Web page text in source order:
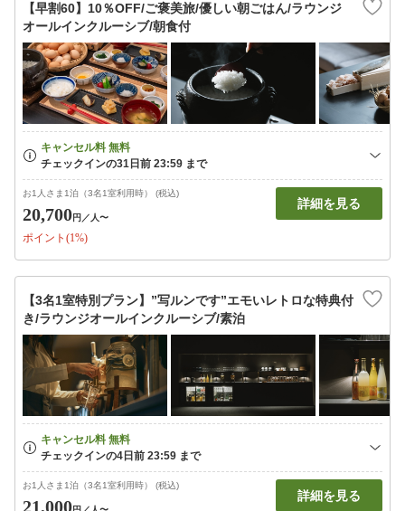
【早割60】10％OFF/ご褒美旅/優しい朝ごはん/ラウンジ
オールインクルーシブ/朝食付
お1人さま1泊（3名1室利用時） (税込)
20,700円 ／人〜
ポイント(1%)
詳細を見る
【3名1室特別プラン】”写ルンです”エモいレトロな特典付
き/ラウンジオールインクルーシブ/素泊
お1人さま1泊（3名1室利用時） (税込)
21,000
詳細を見る